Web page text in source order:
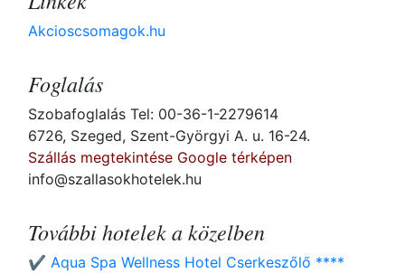
Akcioscsomagok.hu
Foglalás
Szobafoglalás Tel: 00-36-1-2279614
6726, Szeged, Szent-Györgyi A. u. 16-24.
Szállás megtekintése Google térképen
info@szallasokhotelek.hu
További hotelek a közelben
✔️ Aqua Spa Wellness Hotel Cserkeszőlő ****